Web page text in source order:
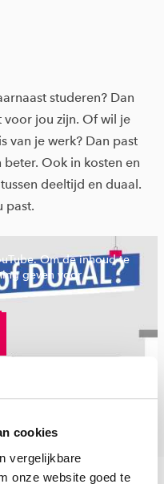
cookies
vergelijkbare
onze website goed te
studeren? Dan
jou zijn. Of wil je
van je werk? Dan past
Ook in kosten en
deeltijd en duaal.
past.
Om de inhoud te
geven voor